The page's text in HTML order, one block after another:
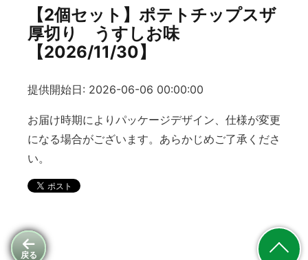
戻る
【2個セット】ポテトチップスザ
厚切り うすしお味
【2026/11/30】
提供開始日: 2026-06-06 00:00:00
お届け時期によりパッケージデザイン、仕様が変更
になる場合がございます。あらかじめご了承くださ
い。